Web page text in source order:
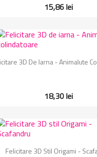
15,86 lei
3D De Iarna - Animalute
18,30 lei
Felicitare 3D Stil Origami -